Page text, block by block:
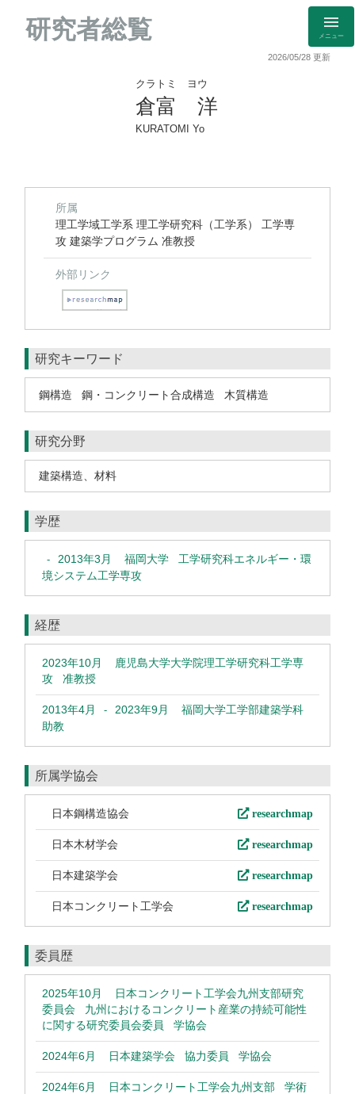
研究者総覧 メニュー
2026/05/28 更新
クラトミ ヨウ
倉富 洋
KURATOMI Yo
所属
理工学域工学系 理工学研究科（工学系） 工学専
攻 建築学プログラム 准教授
外部リンク
研究キーワード
鋼構造 鋼・コンクリート合成構造 木質構造
研究分野
建築構造、材料
学歴
- 2013年3月
福岡大学 工学研究科エネルギー・環
境システム工学専攻
経歴
2023年10月
鹿児島大学大学院理工学研究科工学専
攻 准教授
2013年4月 - 2023年9月
福岡大学工学部建築学科
助教
所属学協会
日本鋼構造協会 researchmap
日本木材学会 researchmap
日本建築学会 researchmap
日本コンクリート工学会 researchmap
委員歴
2025年10月
日本コンクリート工学会九州支部研究
委員会 九州におけるコンクリート産業の持続可能性
に関する研究委員会委員 学協会
2024年6月 日本建築学会 協力委員 学協会
2024年6月
日本コンクリート工学会九州支部 学術